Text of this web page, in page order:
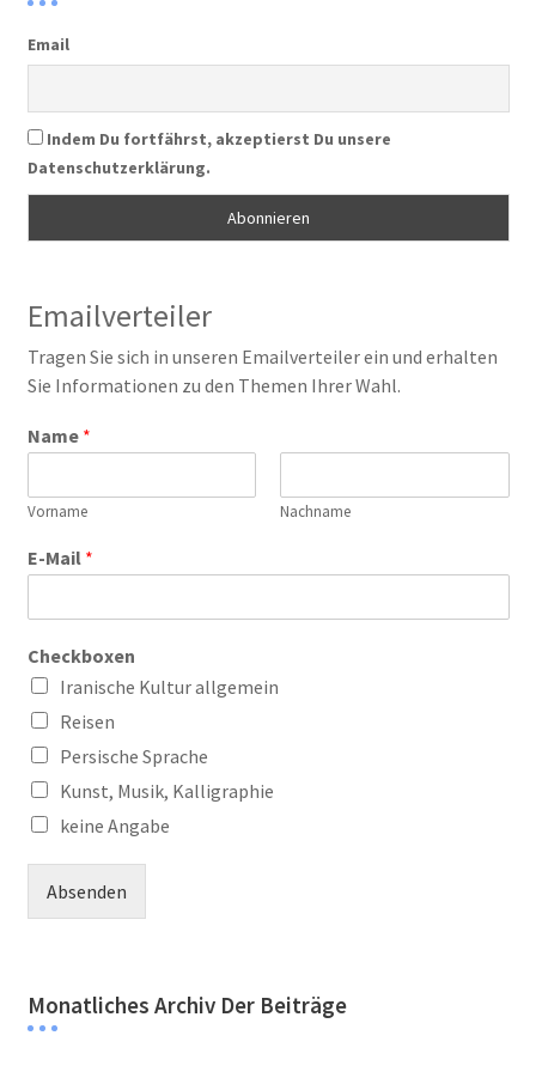
Email
Indem Du fortfährst, akzeptierst Du unsere
Datenschutzerklärung.
Emailverteiler
Tragen Sie sich in unseren Emailverteiler ein und erhalten
Sie Informationen zu den Themen Ihrer Wahl.
Name *
Vorname Nachname
E-Mail *
Checkboxen
Iranische Kultur allgemein
Reisen
Persische Sprache
Kunst, Musik, Kalligraphie
keine Angabe
Absenden
Monatliches Archiv Der Beiträge